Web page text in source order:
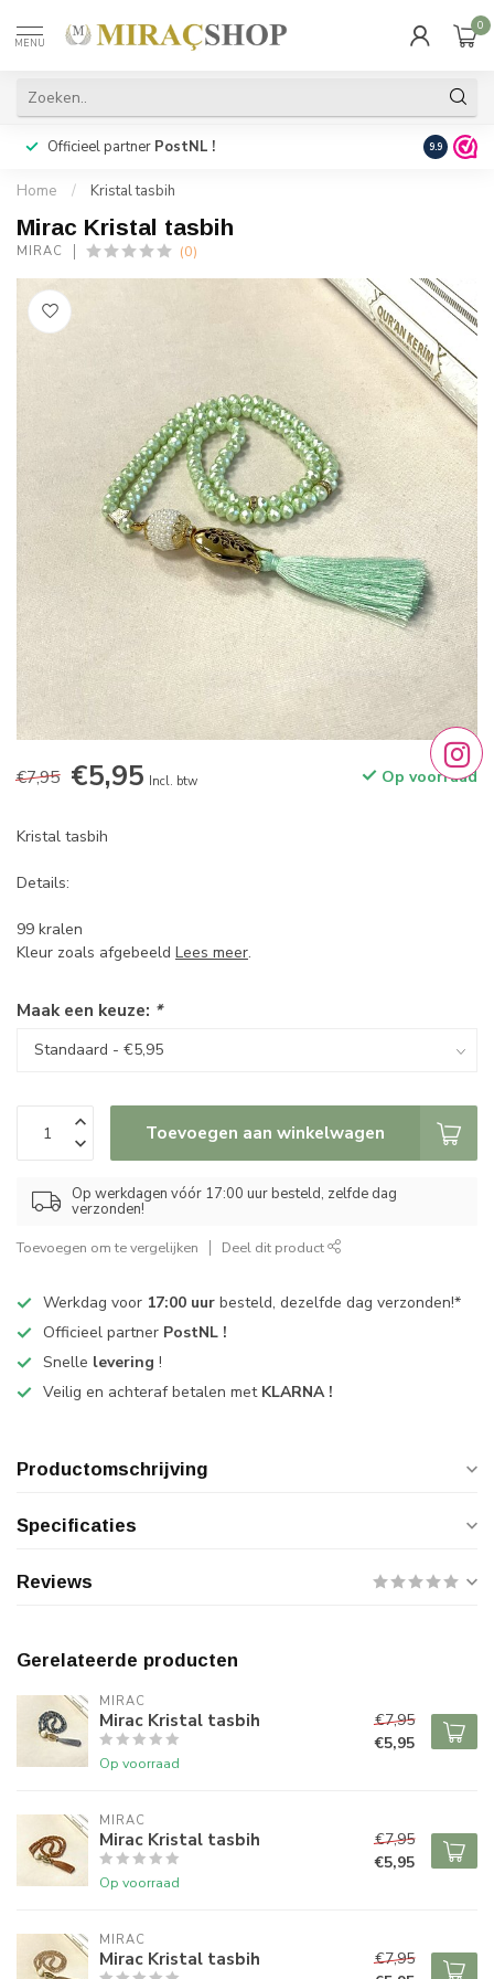
MENU
0
Officieel partner PostNL ! Snelle
9.9
Home / Kristal tasbih
Mirac Kristal tasbih
MIRAC (0)
€7,95 €5,95 Incl. btw Op voorraad
Kristal tasbih
Details:
99 kralen
Kleur zoals afgebeeld Lees meer.
Maak een keuze: *
Toevoegen aan winkelwagen
Op werkdagen vóór 17:00 uur besteld, zelfde dag
verzonden!
Toevoegen om te vergelijken Deel dit product
Werkdag voor 17:00 uur besteld, dezelfde dag verzonden!*
Officieel partner PostNL !
Snelle levering !
Veilig en achteraf betalen met KLARNA !
Productomschrijving
Specificaties
Reviews
Gerelateerde producten
MIRAC
Mirac Kristal tasbih
Op voorraad
€7,95
€5,95
MIRAC
Mirac Kristal tasbih
Op voorraad
€7,95
€5,95
MIRAC
Mirac Kristal tasbih
€7,95